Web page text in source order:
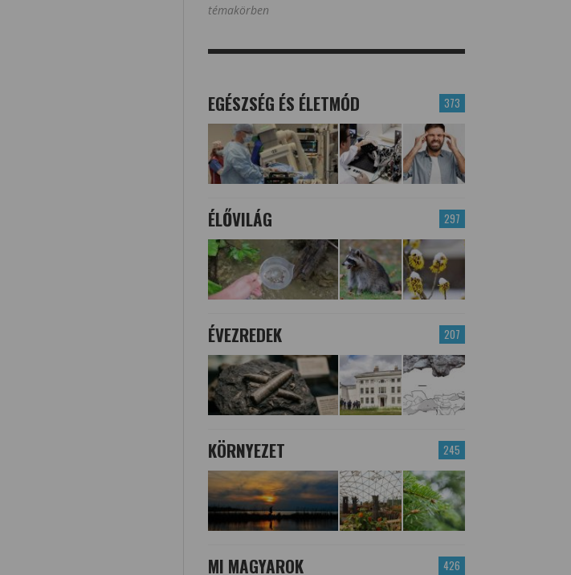
témakörben
373
EGÉSZSÉG ÉS ÉLETMÓD
297
ÉLŐVILÁG
207
ÉVEZREDEK
245
KÖRNYEZET
426
MI MAGYAROK